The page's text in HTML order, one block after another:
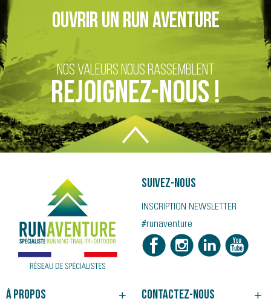
OUVRIR UN RUN AVENTURE
NOS VALEURS NOUS RASSEMBLENT
REJOIGNEZ-NOUS !
À propos Contactez-nous
Suivez-nous
INSCRIPTION NEWSLETTER
#runaventure